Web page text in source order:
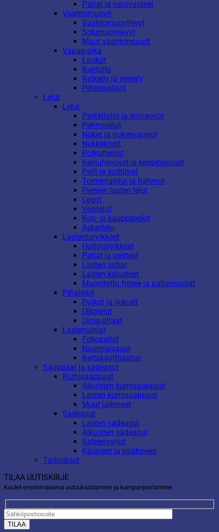
Patjat ja varavuoteet
Vaahtomuovit
Vaahtomuovilevyt
Solumuovilevyt
Muut vaahtomuovit
Vapaa-aika
Laukut
Kuntoilu
Retkeily ja veneily
Pelastusliivit
Lelut
Lelut
Parkkitalot ja ajoneuvot
Pehmolelut
Nuket ja nukenvaunut
Nukkekodit
Potkuttelijat
Keinuhevoset ja keppihevoset
Pelit ja soittimet
Toimintalelut ja hahmot
Pienten lasten lelut
Legot
Vesilelut
Koti- ja kauppaleikit
Askartelu
Lastentarvikkeet
Hoitotarvikkeet
Patjat ja peitteet
Lasten astiat
Lasten kalusteet
Muovitettu frotee ja patjansuojat
Pihaleikit
Pulkat ja liukurit
Ulkolelut
Uima-altaat
Lastenjuhlat
Foliopallot
Naamiaisasut
Kertakäyttöastiat
Saappaat ja sadeasut
Kumisaappaat
Aikuisten kumisaappaat
Lasten kumisaappaat
Muut jalkineet
Sadeasut
Lasten sadeasut
Aikuisten sadeasut
Sateenvarjot
Käsineet ja päähineet
Tarjoukset
TILAA UUTISKIRJE
Kuulet ensimmäisenä uutuuksistamme ja kampanjoistamme